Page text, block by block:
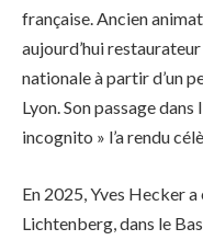
française. Ancien
aujourd’hui
nationale à partir d’un
Lyon. Son passage
incognito » l’a rendu
En 2025, Yves Hecker
Lichtenberg, dans le